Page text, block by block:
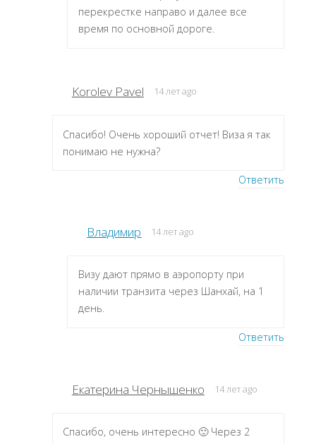
перекрестке направо и далее все
время по основной дороге.
Korolev Pavel 14 лет ago
Спасибо! Очень хороший отчет! Виза я так
понимаю не нужна?
Ответить
Владимир 14 лет ago
Визу дают прямо в аэропорту при
наличии транзита через Шанхай, на 1
день.
Ответить
Екатерина Чернышенко 14 лет ago
Спасибо, очень интересно 🙂 Через 2